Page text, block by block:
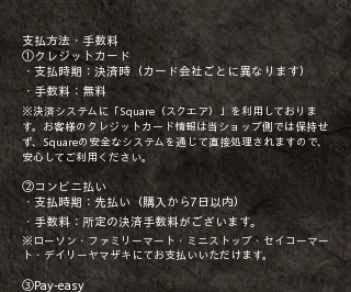
支払方法・手数料
①クレジットカード
・支払時期：決済時（カード会社ごとに異なります）
・手数料：無料
※決済システムに「Square（スクエア）」を利用しておりま
す。お客様のクレジットカード情報は当ショップ側では保持せ
ず、Squareの安全なシステムを通じて直接処理されますので、
安心してご利用ください。
②コンビニ払い
・支払時期：先払い（購入から7日以内）
・手数料：所定の決済手数料がございます。
※ローソン・ファミリーマート・ミニストップ・セイコーマー
ト・デイリーヤマザキにてお支払いいただけます。
③Pay-easy